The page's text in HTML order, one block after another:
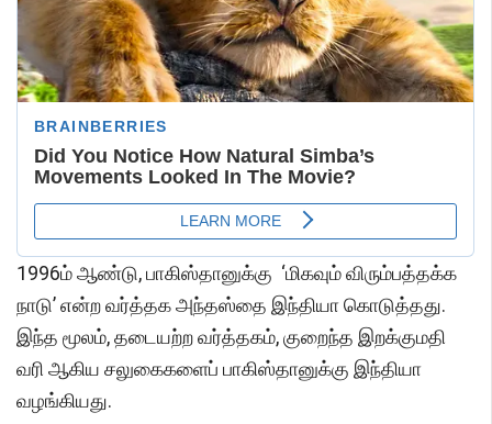
1996ம் ஆண்டு, பாகிஸ்தானுக்கு ‘மிகவும் விரும்பத்தக்க
நாடு’ என்ற வர்த்தக அந்தஸ்தை இந்தியா கொடுத்தது.
இந்த மூலம், தடையற்ற வர்த்தகம், குறைந்த இறக்குமதி
வரி ஆகிய சலுகைகளைப் பாகிஸ்தானுக்கு இந்தியா
வழங்கியது.